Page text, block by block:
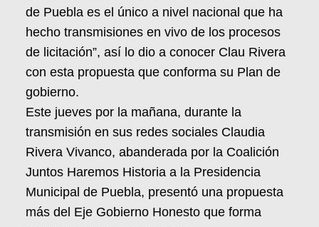
de Puebla es el único a nivel nacional que ha
hecho transmisiones en vivo de los procesos
de licitación”, así lo dio a conocer Clau Rivera
con esta propuesta que conforma su Plan de
gobierno.
Este jueves por la mañana, durante la
transmisión en sus redes sociales Claudia
Rivera Vivanco, abanderada por la Coalición
Juntos Haremos Historia a la Presidencia
Municipal de Puebla, presentó una propuesta
más del Eje Gobierno Honesto que forma